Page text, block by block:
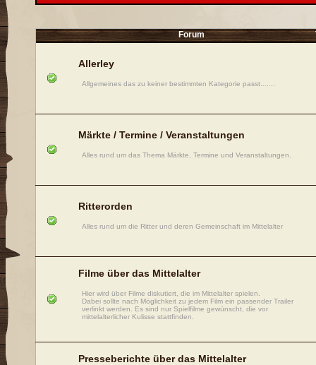
Forum
Allerley
Allgemeines das zu keiner bestimmten Kategorie passt.......
Märkte / Termine / Veranstaltungen
Alles rund um das Thema Märkte, Termine und Veranstaltungen.
Ritterorden
Alles rund um die Ritter und deren Gemeinschaft im Mittelalter
Filme über das Mittelalter
Hier wird über Filme diskutiert, die im Mittelalter spielen.
Dabei sollte nach Möglichkeit zu jedem Film ein passender Trailer
verlinkt werden. Es sind nur Spielfilme gewünscht, die vor
mittelalterlicher Kulisse stattfinden.
Presseberichte über das Mittelalter